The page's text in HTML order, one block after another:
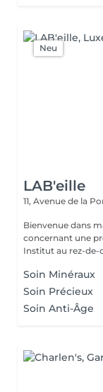
Neu
LAB'eille
11, Avenue de la
Bienvenue dans
concernant une
Institut au rez-de-
Soin Minéraux
Soin Précieux
Soin Anti-Âge